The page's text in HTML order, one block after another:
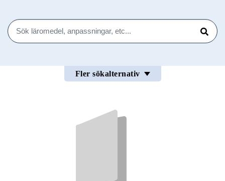
Sök
Sök
Fler sökalternativ